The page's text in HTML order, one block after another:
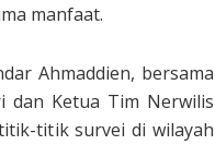
manfaat.
Ahmaddien, bersama
dan Ketua Tim Nerwilis
titik survei di wilayah